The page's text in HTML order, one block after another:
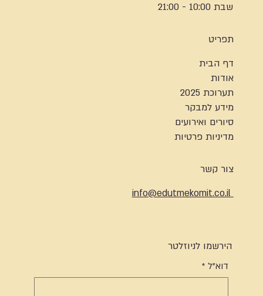
שבת 10:00 - 21:00
תפריט
דף הבית
אודות
תערוכת 2025
מידע למבקר
סיורים ואירועים
מדיניות פרטיות
צור קשר
info@edutmekomit.co.il
הירשמו לניוזלטר
דוא"ל *